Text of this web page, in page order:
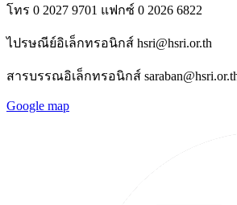
โทร 0 2027 9701 แฟกซ์ 0 2026 6822
ไปรษณีย์อิเล็กทรอนิกส์ hsri@hsri.or.th
สารบรรณอิเล็กทรอนิกส์
Google map